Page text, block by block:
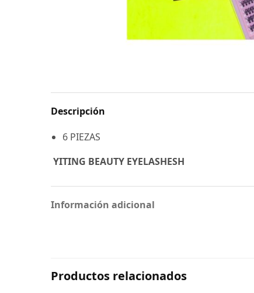
Descripción
6 PIEZAS
YITING BEAUTY EYELASHESH
Información adicional
Productos relacionados